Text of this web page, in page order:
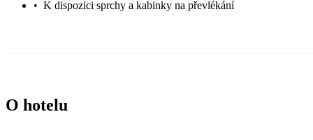
• K dispozici sprchy a kabinky na převlékání
O hotelu